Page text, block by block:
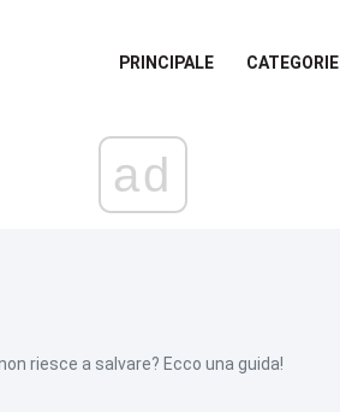
PRINCIPALE CATEGORIE
ad
riesce a salvare? Ecco una guida!